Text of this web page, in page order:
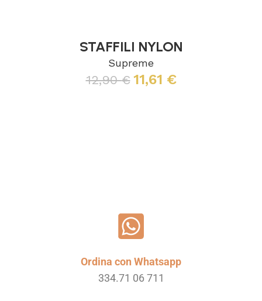
STAFFILI NYLON
Supreme
12,90€ 11,61 €
Ordina con Whatsapp
334.71 06 711